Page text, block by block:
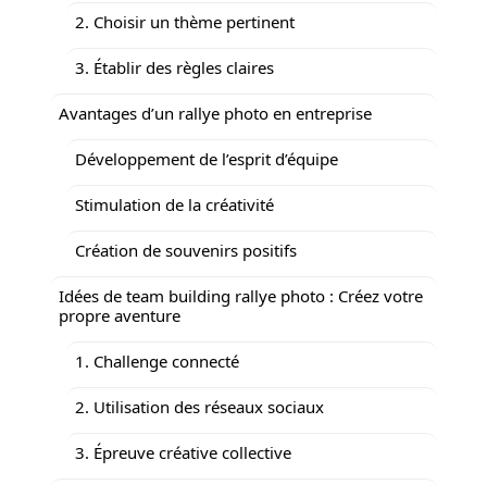
2. Choisir un thème pertinent
3. Établir des règles claires
Avantages d’un rallye photo en entreprise
Développement de l’esprit d’équipe
Stimulation de la créativité
Création de souvenirs positifs
Idées de team building rallye photo : Créez votre
propre aventure
1. Challenge connecté
2. Utilisation des réseaux sociaux
3. Épreuve créative collective